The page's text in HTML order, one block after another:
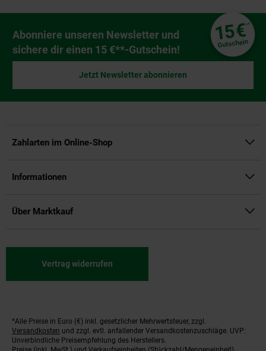
Newsletter Anmeldung
Abonniere unseren Newsletter und
sichere dir einen 15 €**-Gutschein!
15€**
Gutschein
Jetzt Newsletter abonnieren
Zahlarten im Online-Shop
Informationen
Über Marktkauf
Vertrag widerrufen
Fußnoten
*Alle Preise in Euro (€) inkl. gesetzlicher Mehrwertsteuer, zzgl.
Versandkosten und zzgl. evtl. anfallender Versandkostenzuschläge. UVP:
Unverbindliche Preisempfehlung des Herstellers.